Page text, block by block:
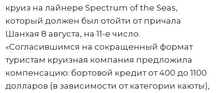
круиз на лайнере Spectrum of the Seas,
который должен был отойти от причала
Шанхая 8 августа, на 11-е число.
«Согласившимся на сокращенный формат
туристам круизная компания предложила
компенсацию: бортовой кредит от 400 до 1100
долларов (в зависимости от категории каюты),